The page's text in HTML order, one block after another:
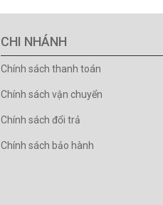
CHI NHÁNH
Chính sách thanh toán
Chính sách vận chuyển
Chính sách đổi trả
Chính sách bảo hành